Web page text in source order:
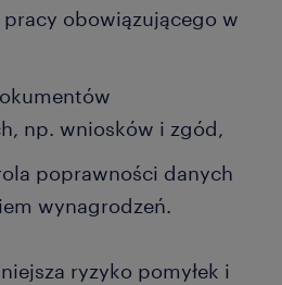
pracy obowiązującego w
np. wniosków i zgód,
poprawności danych
wynagrodzeń.
ryzyko pomyłek i